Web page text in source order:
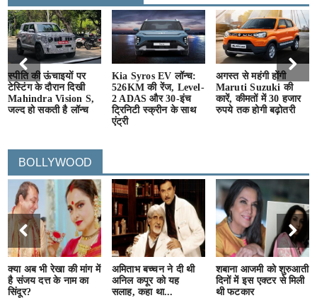
स्पीति की ऊंचाइयों पर
टेस्टिंग के दौरान दिखी
Mahindra Vision S,
जल्द हो सकती है लॉन्च
Kia Syros EV लॉन्च:
526KM की रेंज, Level-
2 ADAS और 30-इंच
ट्रिनिटी स्क्रीन के साथ
एंट्री
अगस्त से महंगी होंगी
Maruti Suzuki की
कारें, कीमतों में 30 हजार
रुपये तक होगी बढ़ोतरी
BOLLYWOOD
क्या अब भी रेखा की मांग में
है संजय दत्त के नाम का
सिंदूर?
अमिताभ बच्चन ने दी थी
अनिल कपूर को यह
सलाह, कहा था...
शबाना आजमी को शुरुआती
दिनों में इस एक्टर से मिली
थी फटकार